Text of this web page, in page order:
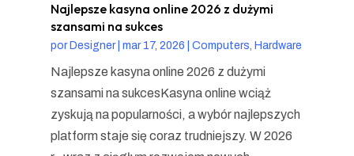
Najlepsze kasyna online 2026 z dużymi
szansami na sukces
por Designer| mar 17, 2026 Computers, Hardware
Najlepsze kasyna online 2026 z dużymi
szansami na sukcesKasyna online wciąż
zyskują na popularności, a wybór najlepszych
platform staje się coraz trudniejszy. W 2026